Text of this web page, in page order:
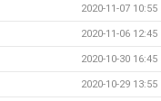
2020-11-07 10:55
2020-11-06 12:45
2020-10-30 16:45
2020-10-29 13:55